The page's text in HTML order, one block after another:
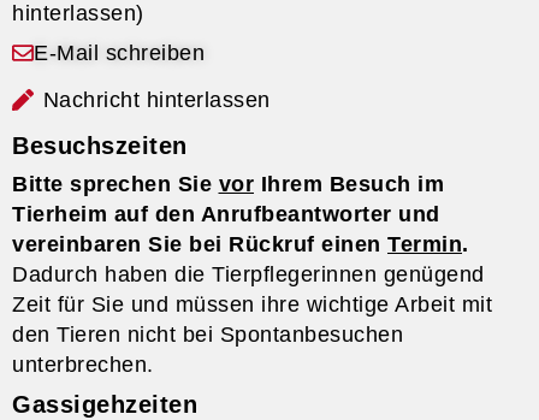
hinterlassen)
E-Mail schreiben
Nachricht hinterlassen
Besuchszeiten
Bitte sprechen Sie vor Ihrem Besuch im
Tierheim auf den Anrufbeantworter und
vereinbaren Sie bei Rückruf einen Termin.
Dadurch haben die Tierpflegerinnen genügend
Zeit für Sie und müssen ihre wichtige Arbeit mit
den Tieren nicht bei Spontanbesuchen
unterbrechen.
Gassigehzeiten